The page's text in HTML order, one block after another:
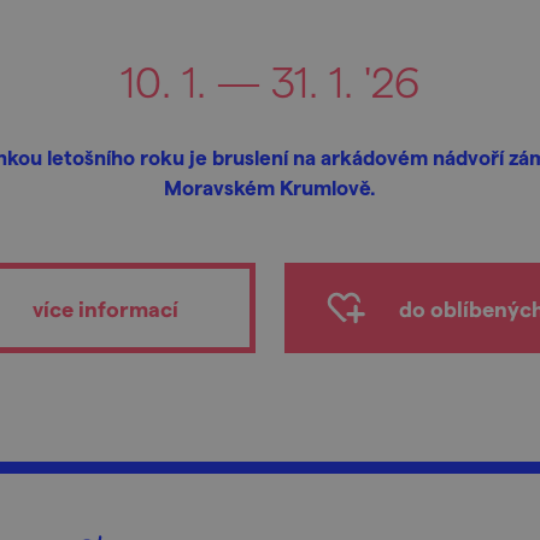
10. 1. — 31. 1. '26
letošního roku je bruslení na arkádovém nádvoří
Moravském Krumlově.
více informací do